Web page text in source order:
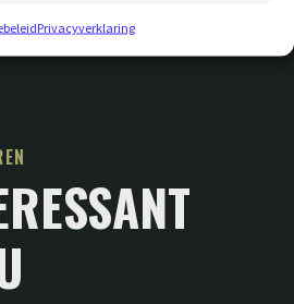
Privacyverklaring